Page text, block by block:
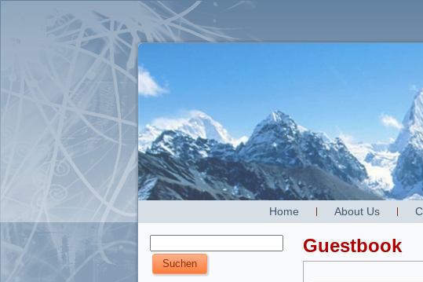
Home About Us
Guestbook